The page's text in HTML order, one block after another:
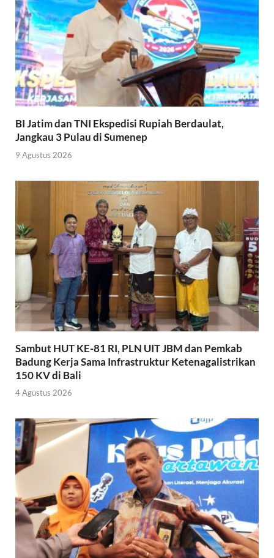
BI Jatim dan TNI Ekspedisi Rupiah Berdaulat,
Jangkau 3 Pulau di Sumenep
9 Agustus 2026
Sambut HUT KE-81 RI, PLN UIT JBM dan Pemkab
Badung Kerja Sama Infrastruktur Ketenagalistrikan
150 KV di Bali
4 Agustus 2026